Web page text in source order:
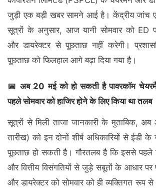
जुड़ी एक बड़ी खबर सामने आई है। केंद्रीय जांच
सूत्रों के अनुसार, आज यानी सोमवार को ED
और डायरेक्टर से पूछताछ नहीं करेगी।
पूछताछ को फिलहाल आगे बढ़ा दिया गया है।
📅 अब 20 मई को हो सकती है पावरकॉम
पहले सोमवार को हाजिर होने के लिए किया था तलब
सूत्रों से मिली ताजा जानकारी के मुताबिक,
तारीख) को इन दोनों शीर्ष अधिकारियों से ईडी
पूछताछ हो सकती है। गौरतलब है कि इससे पहले
और वित्तीय विसंगतियों से जुड़े सबूतों के आधार
और डायरेक्टर को सोमवार को ही व्यक्तिगत रूप